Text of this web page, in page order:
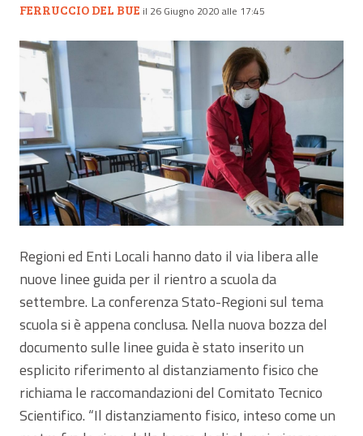
FERRUCCIO DEL BUE il 26 Giugno 2020 alle 17:45
Regioni ed Enti Locali hanno dato il via libera alle
nuove linee guida per il rientro a scuola da
settembre. La conferenza Stato-Regioni sul tema
scuola si è appena conclusa. Nella nuova bozza del
documento sulle linee guida è stato inserito un
esplicito riferimento al distanziamento fisico che
richiama le raccomandazioni del Comitato Tecnico
Scientifico. “Il distanziamento fisico, inteso come un